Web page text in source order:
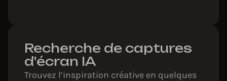
Recherche de captures
d'écran IA
Trouvez l’inspiration créative en quelques